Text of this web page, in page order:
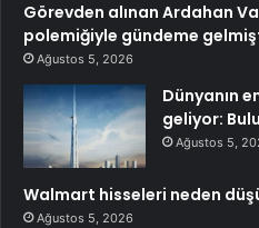
Görevden alınan Ardahan
polemiğiyle gündeme
Ağustos 5, 2026
Dünyanın
geliyor:
Ağustos 5,
Walmart hisseleri neden
Ağustos 5, 2026